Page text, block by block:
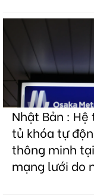
Nhật Bản :
tủ khóa tự
thông minh
mạng lưới do